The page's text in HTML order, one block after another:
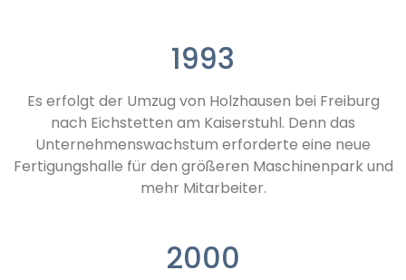
1993
Es erfolgt der Umzug von Holzhausen bei Freiburg
nach Eichstetten am Kaiserstuhl. Denn das
Unternehmenswachstum erforderte eine neue
Fertigungshalle für den größeren Maschinenpark und
mehr Mitarbeiter.
2000